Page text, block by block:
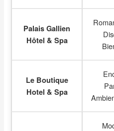
Palais Gallien
Hôtel & Spa
Le Boutique
Hotel & Spa